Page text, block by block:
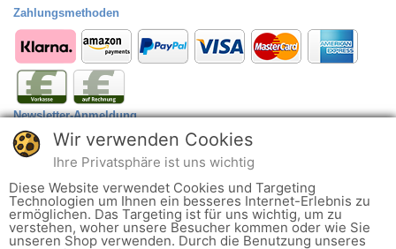
Zahlungsmethoden
Newsletter-Anmeldung
@
werden.
Ob alltagstauglich oder zu einem besonderen Anlass wie Hochzeit oder
Wir verwenden Cookies
Ihre Privatsphäre ist uns wichtig
Diese Website verwendet Cookies und Targeting
Technologien um Ihnen ein besseres Internet-Erlebnis zu
ermöglichen. Das Targeting ist für uns wichtig, um zu
verstehen, woher unsere Besucher kommen oder wie Sie
unseren Shop verwenden. Durch die Benutzung unseres